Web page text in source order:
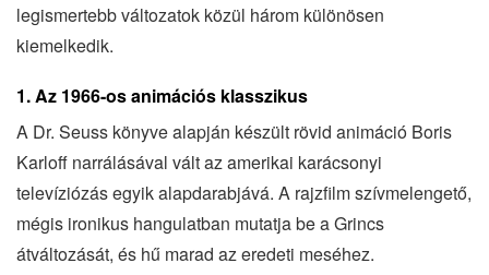
legismertebb változatok közül három különösen
kiemelkedik.
1.Az 1966-os animációs klasszikus
A Dr. Seuss könyve alapján készült rövid animáció Boris
Karloff narrálásával vált az amerikai karácsonyi
televíziózás egyik alapdarabjává. A rajzfilm szívmelengető,
mégis ironikus hangulatban mutatja be a Grincs
átváltozását, és hű marad az eredeti meséhez.